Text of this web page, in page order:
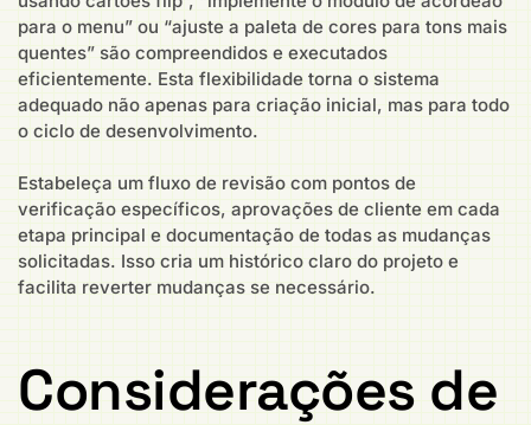
para o menu” ou “ajuste a paleta de cores para tons mais
quentes” são compreendidos e executados
eficientemente. Esta flexibilidade torna o sistema
adequado não apenas para criação inicial, mas para todo
o ciclo de desenvolvimento.
Estabeleça um fluxo de revisão com pontos de
verificação específicos, aprovações de cliente em cada
etapa principal e documentação de todas as mudanças
solicitadas. Isso cria um histórico claro do projeto e
facilita reverter mudanças se necessário.
Considerações de